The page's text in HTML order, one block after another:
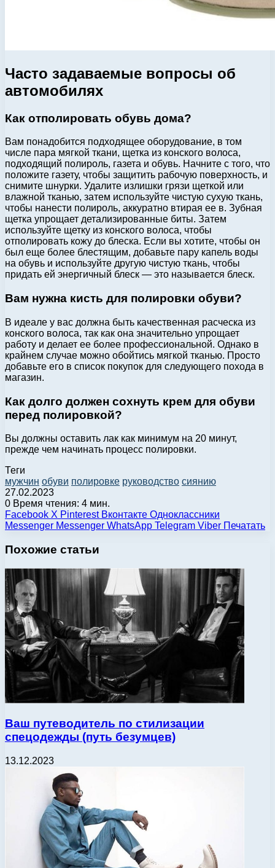
Часто задаваемые вопросы об
автомобилях
Как отполировать обувь дома?
Вам понадобится подходящее оборудование, в том
числе пара мягкой ткани, щетка из конского волоса,
подходящий полироль, газета и обувь. Начните с того, что
положите газету, чтобы защитить рабочую поверхность, и
снимите шнурки. Удалите излишки грязи щеткой или
влажной тканью, затем используйте чистую сухую ткань,
чтобы нанести полироль, аккуратно втирая ее в. Зубная
щетка упрощает детализированные биты. Затем
используйте щетку из конского волоса, чтобы
отполировать кожу до блеска. Если вы хотите, чтобы он
был еще более блестящим, добавьте пару капель воды
на обувь и используйте другую чистую ткань, чтобы
придать ей энергичный блеск — это называется блеск.
Вам нужна кисть для полировки обуви?
В идеале у вас должна быть качественная расческа из
конского волоса, так как она значительно упрощает
работу и делает ее более профессиональной. Однако в
крайнем случае можно обойтись мягкой тканью. Просто
добавьте его в список покупок для следующего похода в
магазин.
Как долго должен сохнуть крем для обуви
перед полировкой?
Вы должны оставить лак как минимум на 20 минут,
прежде чем начинать процесс полировки.
Теги
мужчин обуви полировке руководство сиянию
27.02.2023
0 Время чтения: 4 мин.
Facebook X Pinterest Вконтакте Одноклассники
Messenger Messenger WhatsApp Telegram Viber Печатать
Похожие статьи
Ваш путеводитель по стилизации
спецодежды (путь безумцев)
13.12.2023